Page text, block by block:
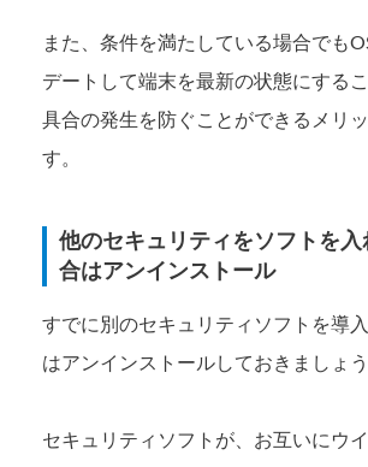
また、条件を満たしている場合でも
デートして端末を最新の状態にする
具合の発生を防ぐことができるメリ
す。
他のセキュリティをソフトを
合はアンインストール
すでに別のセキュリティソフトを導
はアンインストールしておきましょう
セキュリティソフトが、お互いにウ